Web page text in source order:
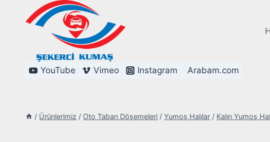
YouTube Vimeo Instagram Arabam.com
/ Ürünlerimiz / Oto Taban Döşemeleri / Yumoş Halılar / Kalın Yumoş